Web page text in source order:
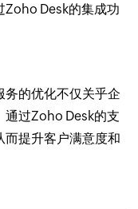
Zoho Desk的集成功
的优化不仅关乎企
通过Zoho Desk的支
提升客户满意度和